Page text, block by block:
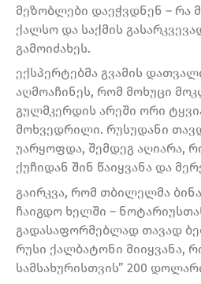
მეზობლები დაეჭვდნენ – რა
ქალსო და საქმის
გამოიძახეს.
ექსპერტებმა გვამის
აღმოაჩინეს, რომ მოხუცი
გულმკერდის არეში ორი
მოხვედრილი. რუსუდანი
უარყოფდა, შემდეგ აღიარა,
ქუჩიდან შინ წაიყვანა და
გაირკვა, რომ თბილელმა
ჩაიგდო ხელში –
გადასაფორმებლად თავად
რუსი ქალბატონი მიიყვანა,
სამსახურისთვის” 200